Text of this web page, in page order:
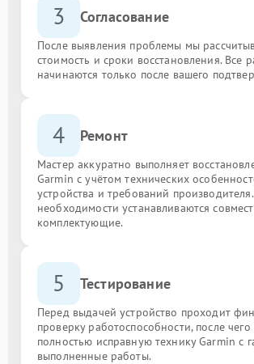
3 Согласование
После выявления проблемы мы
стоимость и сроки восстановления. Все
начинаются только после вашего
4 Ремонт
Мастер аккуратно выполняет
Garmin с учётом технических
устройства и требований
необходимости устанавливаются
комплектующие.
5 Тестирование
Перед выдачей устройство проходит
проверку работоспособности, после
полностью исправную технику Garmin с
выполненные работы.